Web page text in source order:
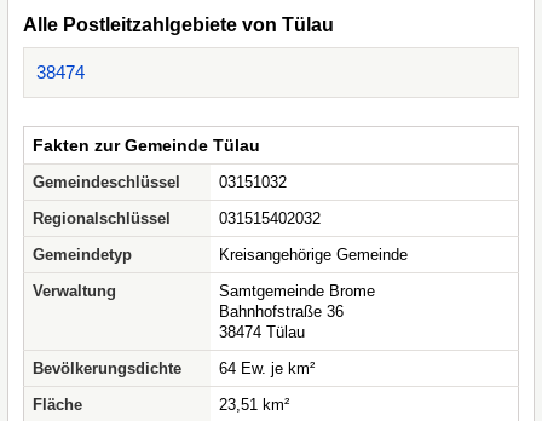
Alle Postleitzahlgebiete von Tülau
38474
Fakten zur Gemeinde Tülau
Gemeindeschlüssel
03151032
Regionalschlüssel
031515402032
Gemeindetyp
Kreisangehörige Gemeinde
Verwaltung
Samtgemeinde Brome
Bahnhofstraße 36
38474 Tülau
Bevölkerungsdichte
64 Ew. je km²
Fläche
23,51 km²